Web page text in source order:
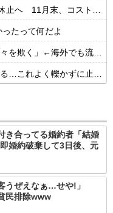
月末、コスト増で合理化
たって何だよ
りだした結果がこちらw w w w w w w
よく轢かずに止まれたな
き合ってる婚約者「結婚
婚約破棄して3日後、元
うぜえなぁ…せや!」
民排除www